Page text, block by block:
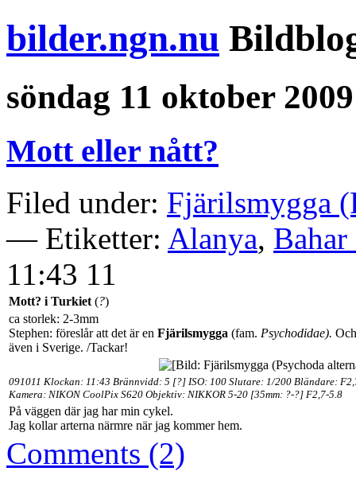
bilder.ngn.nu
söndag 11 oktober 2009
Mott eller nått?
Filed under: Fjärilsmygga
— Etiketter: Alanya,
11:43 11
Mott? i Turkiet (?)
ca storlek: 2-3mm
Stephen: föreslår att det är en Fjärilsmygga (fam. Psychodidae).
även i Sverige. /Tackar!
091011 Klockan: 11:43 Brännvidd: 5 [?] ISO: 100 Slutare: 1/200 Bländare:
Kamera: NIKON CoolPix S620 Objektiv: NIKKOR 5-20 [35mm: ?-?] F2,7-5.8
På väggen där jag har min cykel.
Jag kollar arterna närmre när jag kommer hem.
Comments (2)